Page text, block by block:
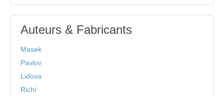
Auteurs & Fabricants
Masek
Pavlov
Lidova
Richi